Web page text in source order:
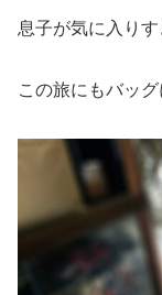
息子が気に入りす
この旅にもバッグ